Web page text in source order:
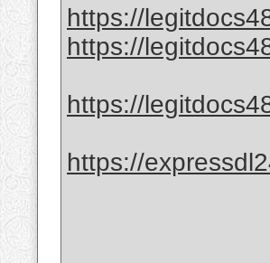
https://
https://
https://
https://